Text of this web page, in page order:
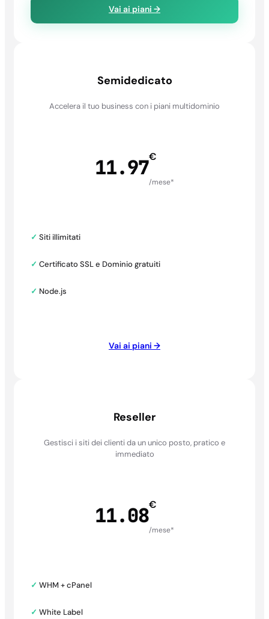
Vai ai piani →
Semidedicato
Accelera il tuo business con i piani multidominio
11.97€
/mese*
✓ Siti illimitati
✓ Certificato SSL e Dominio gratuiti
✓ Node.js
Vai ai piani →
Reseller
Gestisci i siti dei clienti da un unico posto, pratico e
immediato
11.08€
/mese*
✓ WHM + cPanel
✓ White Label